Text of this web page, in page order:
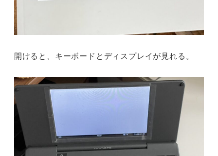
開けると、キーボードとディスプレイが見れる。